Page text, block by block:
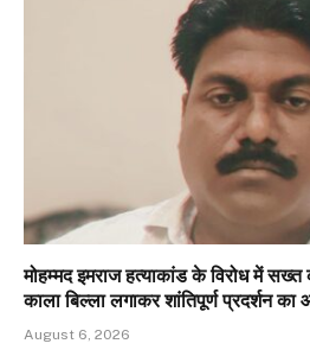
मोहम्मद इमराज हत्याकांड के विरोध में सख्त
काला बिल्ला लगाकर शांतिपूर्ण प्रदर्शन का
August 6, 2026